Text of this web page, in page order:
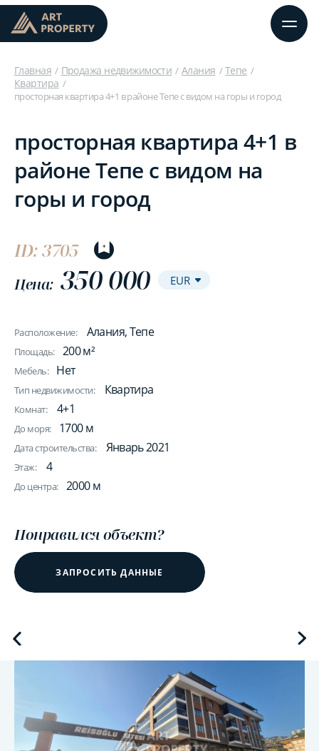
Главная Продажа недвижимости Алания
Тепе
Квартира
просторная квартира 4+1 в районе Тепе с видом на горы и город
просторная квартира 4+1 в
районе Тепе с видом на
горы и город
ID: 3705
Цена: 350 000
Расположение: Алания, Тепе
Площадь: 200 м²
Мебель: Нет
Тип недвижимости: Квартира
Комнат: 4+1
До моря: 1700 м
Дата строительства: Январь 2021
Этаж: 4
До центра: 2000 м
Понравился объект?
ЗАПРОСИТЬ ДАННЫЕ